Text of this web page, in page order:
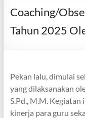
Coaching/
Tahun 2025
Pekan lalu, dimulai
yang dilaksanakan
S.Pd., M.M.
kinerja para guru